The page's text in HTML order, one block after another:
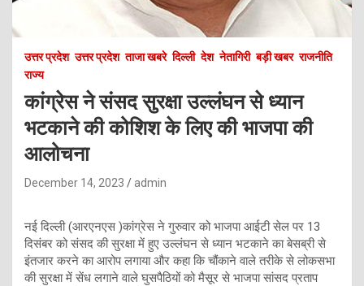
उत्तर प्रदेश उत्तर प्रदेश ताजा खबरे दिल्ली देश नेतागिरी बड़ी खबर राजनीति
राज्य
कांग्रेस ने संसद सुरक्षा उल्लंघन से ध्यान
भटकाने की कोशिश के लिए की भाजपा की
आलोचना
December 14, 2023 admin
नई दिल्ली (आरएनएस )कांग्रेस ने गुरुवार को भाजपा आईटी सेल पर 13
दिसंबर को संसद की सुरक्षा में हुए उल्लंघन से ध्यान भटकाने का बेसब्री से
इंतजार करने का आरोप लगाया और कहा कि चौंकाने वाले तरीके से लोकसभा
की सुरक्षा में सेंध लगाने वाले घुसपैठियों को मैसूर से भाजपा सांसद प्रताप